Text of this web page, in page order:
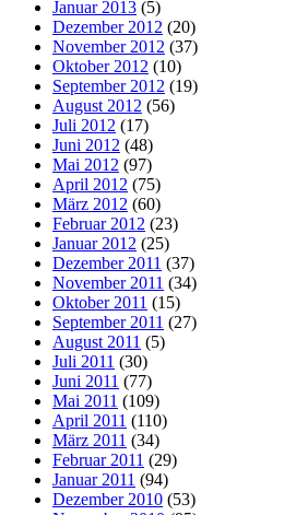
Januar 2013 (5)
Dezember 2012 (20)
November 2012 (37)
Oktober 2012 (10)
September 2012 (19)
August 2012 (56)
Juli 2012 (17)
Juni 2012 (48)
Mai 2012 (97)
April 2012 (75)
März 2012 (60)
Februar 2012 (23)
Januar 2012 (25)
Dezember 2011 (37)
November 2011 (34)
Oktober 2011 (15)
September 2011 (27)
August 2011 (5)
Juli 2011 (30)
Juni 2011 (77)
Mai 2011 (109)
April 2011 (110)
März 2011 (34)
Februar 2011 (29)
Januar 2011 (94)
Dezember 2010 (53)